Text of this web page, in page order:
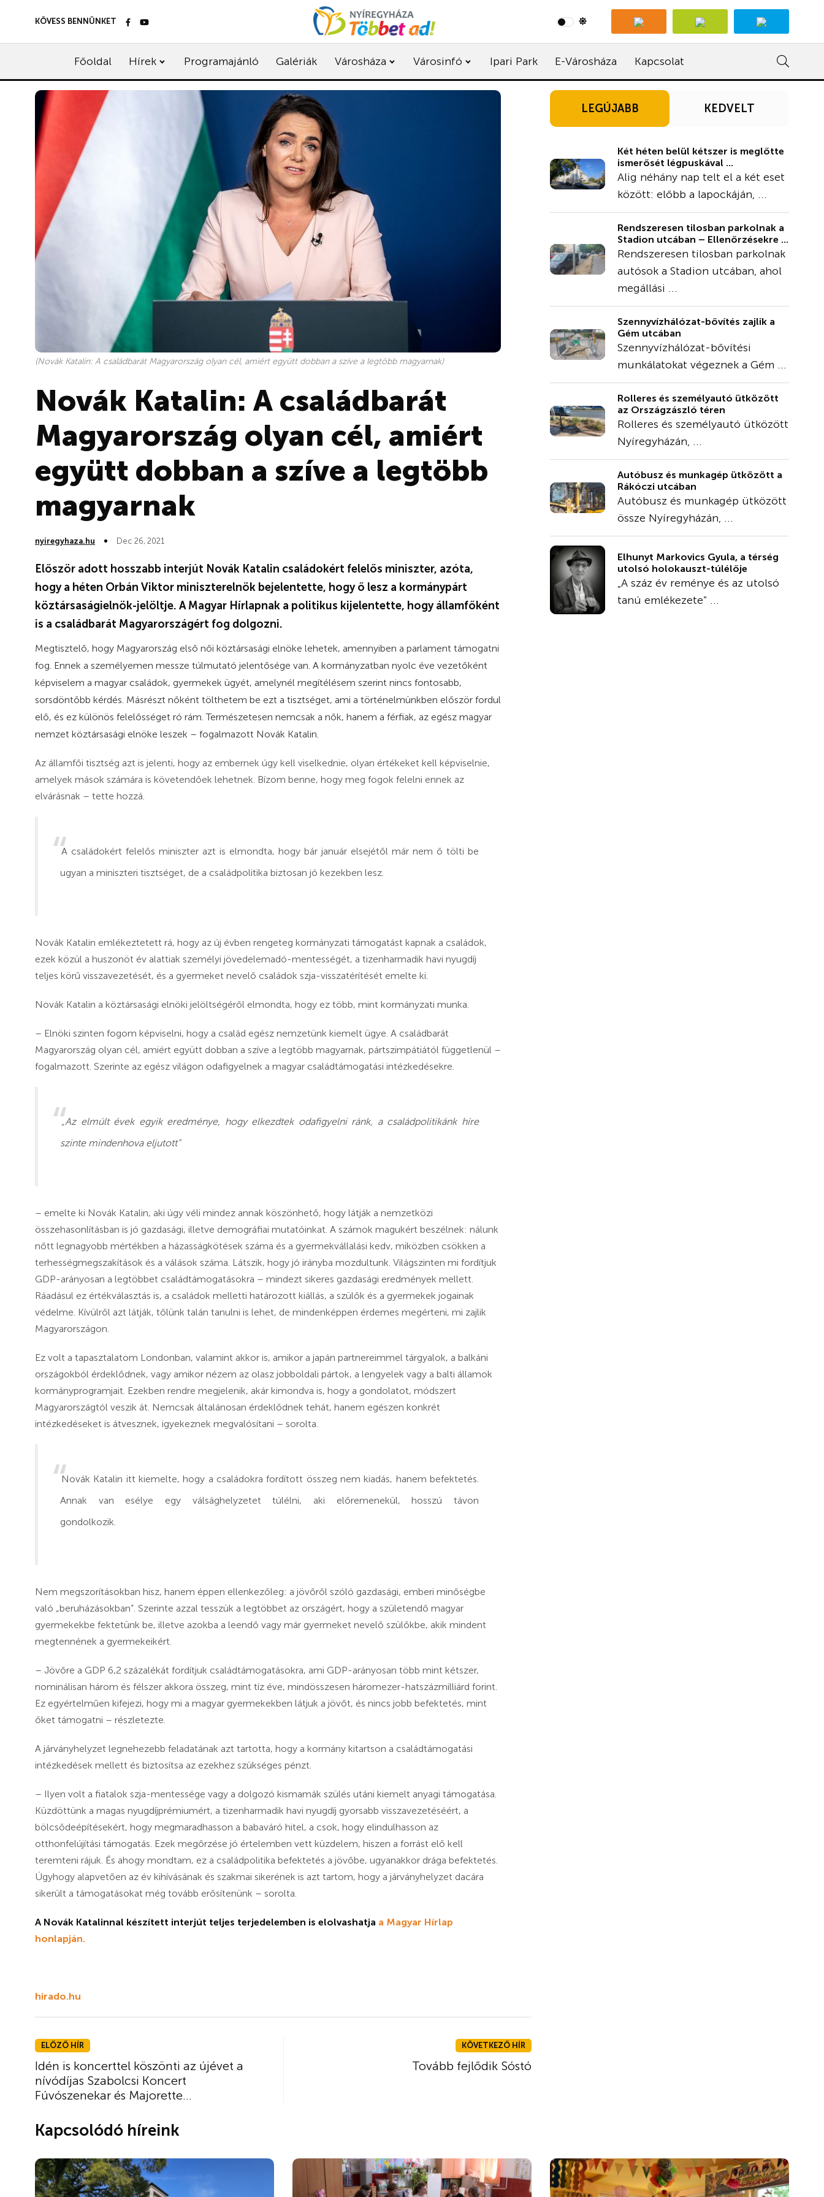
KÖVESS BENNÜNKET
Főoldal Hírek Programajánló Galériák Városháza Városinfó Ipari Park E-Városháza Kapcsolat
(Novák Katalin: A családbarát Magyarország olyan cél, amiért együtt dobban a szíve a legtöbb magyarnak)
Novák Katalin: A családbarát
Magyarország olyan cél, amiért
együtt dobban a szíve a legtöbb
magyarnak
nyiregyhaza.hu Dec 26, 2021
Először adott hosszabb interjút Novák Katalin családokért felelős miniszter, azóta,
hogy a héten Orbán Viktor miniszterelnök bejelentette, hogy ő lesz a kormánypárt
köztársaságielnök-jelöltje. A Magyar Hírlapnak a politikus kijelentette, hogy államfőként
is a családbarát Magyarországért fog dolgozni.
Megtisztelő, hogy Magyarország első női köztársasági elnöke lehetek, amennyiben a parlament támogatni
fog. Ennek a személyemen messze túlmutató jelentősége van. A kormányzatban nyolc éve vezetőként
képviselem a magyar családok, gyermekek ügyét, amelynél megítélésem szerint nincs fontosabb,
sorsdöntőbb kérdés. Másrészt nőként tölthetem be ezt a tisztséget, ami a történelmünkben először fordul
elő, és ez különös felelősséget ró rám. Természetesen nemcsak a nők, hanem a férfiak, az egész magyar
nemzet köztársasági elnöke leszek – fogalmazott Novák Katalin.
Az államfői tisztség azt is jelenti, hogy az embernek úgy kell viselkednie, olyan értékeket kell képviselnie,
amelyek mások számára is követendőek lehetnek. Bízom benne, hogy meg fogok felelni ennek az
elvárásnak – tette hozzá.
A családokért felelős miniszter azt is elmondta, hogy bár január elsejétől már nem ő tölti be
ugyan a miniszteri tisztséget, de a családpolitika biztosan jó kezekben lesz.
Novák Katalin emlékeztetett rá, hogy az új évben rengeteg kormányzati támogatást kapnak a családok,
ezek közül a huszonöt év alattiak személyi jövedelemadó-mentességét, a tizenharmadik havi nyugdíj
teljes körű visszavezetését, és a gyermeket nevelő családok szja-visszatérítését emelte ki.
Novák Katalin a köztársasági elnöki jelöltségéről elmondta, hogy ez több, mint kormányzati munka.
– Elnöki szinten fogom képviselni, hogy a család egész nemzetünk kiemelt ügye. A családbarát
Magyarország olyan cél, amiért együtt dobban a szíve a legtöbb magyarnak, pártszimpátiától függetlenül –
fogalmazott. Szerinte az egész világon odafigyelnek a magyar családtámogatási intézkedésekre.
„Az elmúlt évek egyik eredménye, hogy elkezdtek odafigyelni ránk, a családpolitikánk híre
szinte mindenhova eljutott”
– emelte ki Novák Katalin, aki úgy véli mindez annak köszönhető, hogy látják a nemzetközi
összehasonlításban is jó gazdasági, illetve demográfiai mutatóinkat. A számok magukért beszélnek: nálunk
nőtt legnagyobb mértékben a házasságkötések száma és a gyermekvállalási kedv, miközben csökken a
terhességmegszakítások és a válások száma. Látszik, hogy jó irányba mozdultunk. Világszinten mi fordítjuk
GDP-arányosan a legtöbbet családtámogatásokra – mindezt sikeres gazdasági eredmények mellett.
Ráadásul ez értékválasztás is, a családok melletti határozott kiállás, a szülők és a gyermekek jogainak
védelme. Kívülről azt látják, tőlünk talán tanulni is lehet, de mindenképpen érdemes megérteni, mi zajlik
Magyarországon.
Ez volt a tapasztalatom Londonban, valamint akkor is, amikor a japán partnereimmel tárgyalok, a balkáni
országokból érdeklődnek, vagy amikor nézem az olasz jobboldali pártok, a lengyelek vagy a balti államok
kormányprogramjait. Ezekben rendre megjelenik, akár kimondva is, hogy a gondolatot, módszert
Magyarországtól veszik át. Nemcsak általánosan érdeklődnek tehát, hanem egészen konkrét
intézkedéseket is átvesznek, igyekeznek megvalósítani – sorolta.
Novák Katalin itt kiemelte, hogy a családokra fordított összeg nem kiadás, hanem befektetés.
Annak van esélye egy válsághelyzetet túlélni, aki előremenekül, hosszú távon
gondolkozik.
Nem megszorításokban hisz, hanem éppen ellenkezőleg: a jövőről szóló gazdasági, emberi minőségbe
való „beruházásokban”. Szerinte azzal tesszük a legtöbbet az országért, hogy a születendő magyar
gyermekekbe fektetünk be, illetve azokba a leendő vagy már gyermeket nevelő szülőkbe, akik mindent
megtennének a gyermekeikért.
– Jövőre a GDP 6,2 százalékát fordítjuk családtámogatásokra, ami GDP-arányosan több mint kétszer,
nominálisan három és félszer akkora összeg, mint tíz éve, mindösszesen háromezer-hatszázmilliárd forint.
Ez egyértelműen kifejezi, hogy mi a magyar gyermekekben látjuk a jövőt, és nincs jobb befektetés, mint
őket támogatni – részletezte.
A járványhelyzet legnehezebb feladatának azt tartotta, hogy a kormány kitartson a családtámogatási
intézkedések mellett és biztosítsa az ezekhez szükséges pénzt.
– Ilyen volt a fiatalok szja-mentessége vagy a dolgozó kismamák szülés utáni kiemelt anyagi támogatása.
Küzdöttünk a magas nyugdíjprémiumért, a tizenharmadik havi nyugdíj gyorsabb visszavezetéséért, a
bölcsődeépítésekért, hogy megmaradhasson a babaváró hitel, a csok, hogy elindulhasson az
otthonfelújítási támogatás. Ezek megőrzése jó értelemben vett küzdelem, hiszen a forrást elő kell
teremteni rájuk. És ahogy mondtam, ez a családpolitika befektetés a jövőbe, ugyanakkor drága befektetés.
Úgyhogy alapvetően az év kihívásának és szakmai sikerének is azt tartom, hogy a járványhelyzet dacára
sikerült a támogatásokat még tovább erősítenünk – sorolta.
A Novák Katalinnal készített interjút teljes terjedelemben is elolvashatja a Magyar Hírlap
honlapján.
hirado.hu
ELŐZŐ HÍR
Idén is koncerttel köszönti az újévet a
nívódíjas Szabolcsi Koncert
Fúvószenekar és Majorette...
KÖVETKEZŐ HÍR
Tovább fejlődik Sóstó
LEGÚJABB KEDVELT
Két héten belül kétszer is meglőtte
ismerősét légpuskával ...
Alig néhány nap telt el a két eset
között: előbb a lapockáján, ...
Rendszeresen tilosban parkolnak a
Stadion utcában – Ellenőrzésekre ...
Rendszeresen tilosban parkolnak
autósok a Stadion utcában, ahol
megállási ...
Szennyvízhálózat-bővítés zajlik a
Gém utcában
Szennyvízhálózat-bővítési
munkálatokat végeznek a Gém ...
Rolleres és személyautó ütközött
az Országzászló téren
Rolleres és személyautó ütközött
Nyíregyházán, ...
Autóbusz és munkagép ütközött a
Rákóczi utcában
Autóbusz és munkagép ütközött
össze Nyíregyházán, ...
Elhunyt Markovics Gyula, a térség
utolsó holokauszt-túlélője
„A száz év reménye és az utolsó
tanú emlékezete” ...
Kapcsolódó híreink